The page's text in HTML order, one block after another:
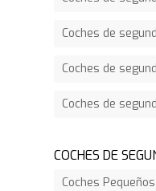
Coches de
Coches de
Coches de
COCHES DE
Coches Pequeños